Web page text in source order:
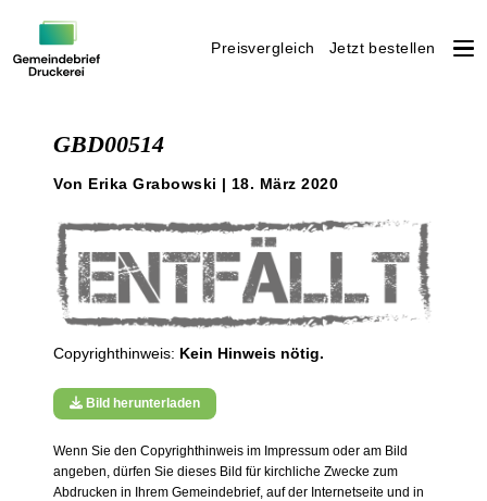
Preisvergleich Jetzt bestellen
GBD00514
Von Erika Grabowski | 18. März 2020
Copyrighthinweis: Kein Hinweis nötig.
Bild herunterladen
Wenn Sie den Copyrighthinweis im Impressum oder am Bild
angeben, dürfen Sie dieses Bild für kirchliche Zwecke zum
Abdrucken in Ihrem Gemeindebrief, auf der Internetseite und in